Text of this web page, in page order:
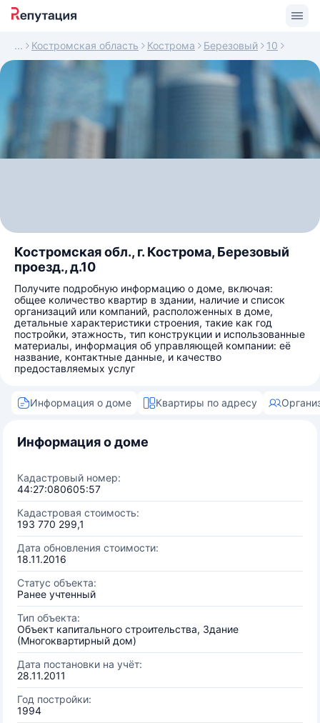
Костромская область Кострома Березовый 10
Костромская обл., г. Кострома, Березовый
проезд., д.10
Получите подробную информацию о доме, включая:
общее количество квартир в здании, наличие и список
организаций или компаний, расположенных в доме,
детальные характеристики строения, такие как год
постройки, этажность, тип конструкции и использованные
материалы, информация об управляющей компании: её
название, контактные данные, и качество
предоставляемых услуг
Информация о доме Квартиры по адресу
Информация о доме
Кадастровый номер:
44:27:080605:57
Кадастровая стоимость:
193 770 299,1
Дата обновления стоимости:
18.11.2016
Статус объекта:
Ранее учтенный
Тип объекта:
Объект капитального строительства, Здание
(Многоквартирный дом)
Дата постановки на учёт:
28.11.2011
Год постройки:
1994